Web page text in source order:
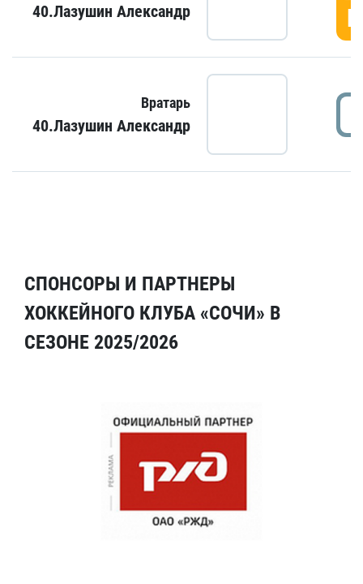
40.Лазушин Александр
Вратарь
40.Лазушин Александр
СПОНСОРЫ И ПАРТНЕРЫ
ХОККЕЙНОГО КЛУБА «СОЧИ» В
СЕЗОНЕ 2025/2026